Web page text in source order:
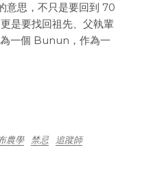
意思，不只是要回到 70
是要找回祖先、父執輩
一個 Bunun，作為一
農學 禁忌 追蹤師